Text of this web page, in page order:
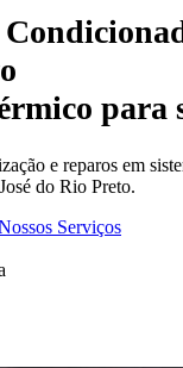
para
e reparos em
do Rio Preto.
Serviços